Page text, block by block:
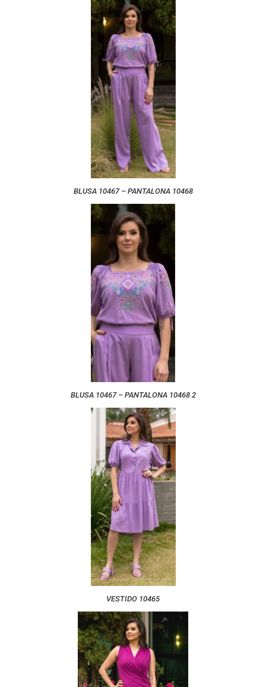
BLUSA 10467 – PANTALONA 10468
BLUSA 10467 – PANTALONA 10468 2
VESTIDO 10465